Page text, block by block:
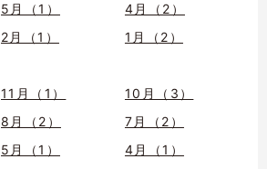
5月（1）
4月（2）
2月（1） 1月（2）
11月（1）
10月（3）
8月（2）
7月（2）
5月（1）
4月（1）